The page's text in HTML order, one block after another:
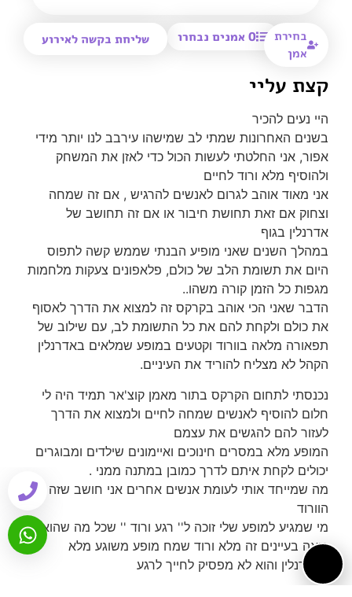
קצת עליי
היי נעים להכיר
בשנים האחרונות שמתי לב שמישהו עירבב לנו יותר מידי
אפור, אני החלטתי לעשות הכול כדי לאזן את המשחק
ולהוסיף מלא ורוד לחיים
אני מאוד אוהב לגרום לאנשים להרגיש , אם זה שמחה
וצחוק אם זאת תחושת חיבור או אם זה תחושב של
אדרנלין בגוף
במהלך השנים שאני מופיע הבנתי שממש קשה לתפוס
היום את תשומת הלב של כולם, פלאפונים צעקות מלחמות
מגפות כל הזמן קורה משהו..
הדבר שאני הכי אוהב בקרקס זה למצוא את הדרך לאסוף
את כולם ולקחת להם את כל התשומת לב, עם שילוב של
תפאורה מלאה בוורוד וקטעים במופע שמלאים באדרנלין
הקהל לא מצליח להוריד את העיניים.
נכנסתי לתחום הקרקס בתור מאמן קוצ'אר תמיד היה לי
חלום להוסיף לאנשים שמחה לחיים ולמצוא את הדרך
לעזור להם להגשים את עצמם
המופע מלא במסרים חינוכים ואיימונים שילדים ומבוגרים
יכולים לקחת איתם לדרך כמובן במתנה ממני .
מה שמייחד אותי לעומת אנשים אחרים אני חושב שזה
הוורוד
מי שמגיע למופע שלי זוכה ל'' רגע ורוד '' שכל מה שהוא
רואה בעיינים זה מלא ורוד שמח מופע משוגע מלא
באדרנלין והוא לא מפסיק לחייך לרגע
בחירת
אמן
0 אמנים נבחרו שליחת בקשה לאירוע